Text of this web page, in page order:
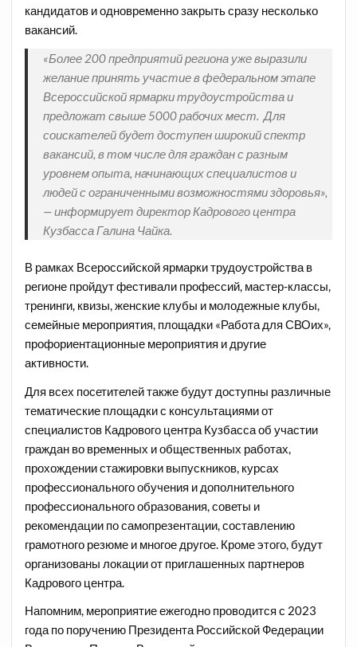
кандидатов и одновременно закрыть сразу несколько
вакансий.
«Более 200 предприятий региона уже выразили
желание принять участие в федеральном этапе
Всероссийской ярмарки трудоустройства и
предложат свыше 5000 рабочих мест. Для
соискателей будет доступен широкий спектр
вакансий, в том числе для граждан с разным
уровнем опыта, начинающих специалистов и
людей с ограниченными возможностями здоровья»,
— информирует директор Кадрового центра
Кузбасса Галина Чайка.
В рамках Всероссийской ярмарки трудоустройства в
регионе пройдут фестивали профессий, мастер-классы,
тренинги, квизы, женские клубы и молодежные клубы,
семейные мероприятия, площадки «Работа для СВОих»,
профориентационные мероприятия и другие
активности.
Для всех посетителей также будут доступны различные
тематические площадки с консультациями от
специалистов Кадрового центра Кузбасса об участии
граждан во временных и общественных работах,
прохождении стажировки выпускников, курсах
профессионального обучения и дополнительного
профессионального образования, советы и
рекомендации по самопрезентации, составлению
грамотного резюме и многое другое. Кроме этого, будут
организованы локации от приглашенных партнеров
Кадрового центра.
Напомним, мероприятие ежегодно проводится с 2023
года по поручению Президента Российской Федерации